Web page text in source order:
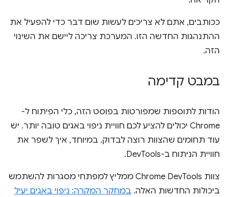
ככותבים, אתם לא צריכים לעשות שום דבר כדי להפעיל את
ההתנהגות החדשה הזו. המערכת צריכה ליישם את השינוי
הזה.
במבט קדימה
הודות לתוספות שמפורטות בפוסט הזה, כלי הפיתוח ל-
Chrome יכולים להציע לכם חוויית ניפוי באגים טובה יותר. יש
עוד תחומים שהצוות רוצה לבדוק. במיוחד, איך לשפר את
חוויית הניתוח ב-DevTools.
צוות Chrome DevTools ממליץ למפתחי מסגרות להשתמש
ביכולות החדשות האלה. במחקר המקרה: ניפוי באגים יעיל